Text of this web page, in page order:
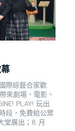
際綜藝合家歡
來劇場、電影、
PLAY! 玩出
段，免費給公眾
堂展出；8 月